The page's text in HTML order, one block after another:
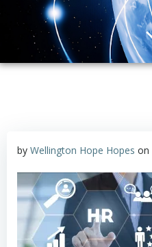
by Wellington Hope Hopes on